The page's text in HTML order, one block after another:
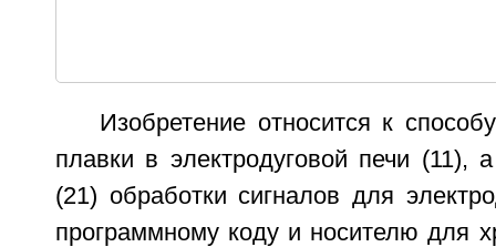
Изобретение относится к
плавки в электродуговой печи (11),
(21) обработки сигналов для
программному коду и носителю для